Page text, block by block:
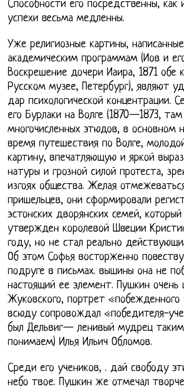
Способности его посредственны, как
успехи весьма медленны.
Уже религиозные картины,
академическим программам (Иов и
Воскрешение дочери Иаира, 1871
Русском музее, Петербург), являют
дар психологической концентрации.
его Бурлаки на Волге (1870—1873,
многочисленных этюдов, в основном
время путешествия по Волге,
картину, впечатляющую и яркой
натуры и грозной силой протеста,
изгоях общества. Желая
пришельцев, они сформировали
эстонских дворянских семей,
утвержден королевой Швеции
году, но не стал реально
Об этом Софья восторженно
подруге в письмах. вышины она не
настоящий ее элемент. Пушкин очень
Жуковского, портрет «побежденного
всюду сопровождал «победителя-
был Дельвиг— ленивый мудрец таким
понимаем) Илья Ильич Обломов.
Среди его учеников, . дай свободу
небо твое. Пушкин же отмечал